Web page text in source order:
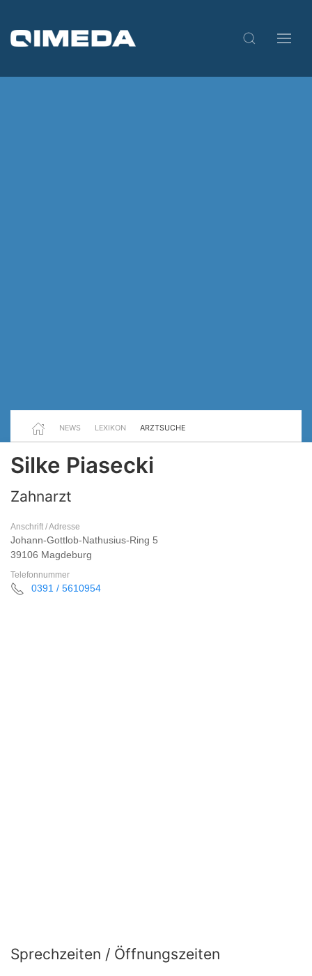
NEWS LEXIKON ARZTSUCHE
Silke Piasecki
Zahnarzt
Anschrift / Adresse
Johann-Gottlob-Nathusius-Ring 5
39106 Magdeburg
Telefonnummer
0391 / 5610954
Sprechzeiten / Öffnungszeiten